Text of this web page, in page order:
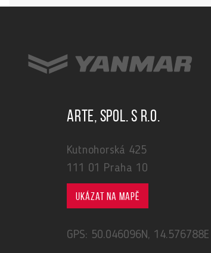
ARTE, spol. s r.o.
Kutnohorská 425
111 01 Praha 10
Ukázat na mapě
GPS: 50.046096N, 14.576788E